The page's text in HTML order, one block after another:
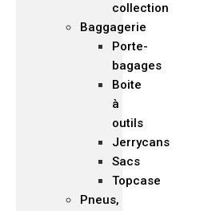
collection
Baggagerie
Porte-
bagages
Boite
à
outils
Jerrycans
Sacs
Topcase
Pneus,